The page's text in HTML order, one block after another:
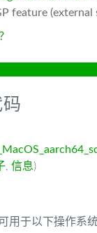
feature (external
, 信息)
用于以下操作系